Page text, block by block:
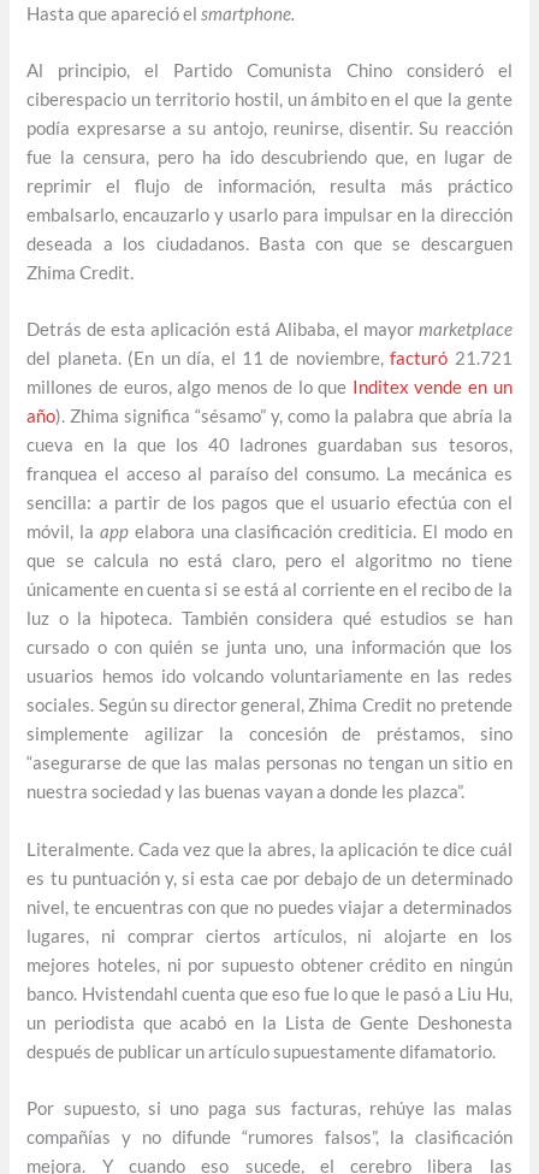
Hasta que apareció elsmartphone.
Al principio, el Partido Comunista Chino consideró el
ciberespacio un territorio hostil, un ámbito en el que la gente
podía expresarse a su antojo, reunirse, disentir. Su reacción
fue la censura, pero ha ido descubriendo que, en lugar de
reprimir el flujo de información, resulta más práctico
embalsarlo, encauzarlo y usarlo para impulsar en la dirección
deseada a los ciudadanos. Basta con que se descarguen
Zhima Credit.
Detrás de esta aplicación está Alibaba, el mayor marketplace
del planeta. (En un día, el 11 de noviembre,facturó 21.721
millones de euros, algo menos de lo que Inditex vende en un
año). Zhima significa “sésamo” y, como la palabra que abría la
cueva en la que los 40 ladrones guardaban sus tesoros,
franquea el acceso al paraíso del consumo. La mecánica es
sencilla: a partir de los pagos que el usuario efectúa con el
móvil, laapp elabora una clasificación crediticia. El modo en
que se calcula no está claro, pero el algoritmo no tiene
únicamente en cuenta si se está al corriente en el recibo de la
luz o la hipoteca. También considera qué estudios se han
cursado o con quién se junta uno, una información que los
usuarios hemos ido volcando voluntariamente en las redes
sociales. Según su director general, Zhima Credit no pretende
simplemente agilizar la concesión de préstamos, sino
“asegurarse de que las malas personas no tengan un sitio en
nuestra sociedad y las buenas vayan a donde les plazca”.
Literalmente. Cada vez que la abres, la aplicación te dice cuál
es tu puntuación y, si esta cae por debajo de un determinado
nivel, te encuentras con que no puedes viajar a determinados
lugares, ni comprar ciertos artículos, ni alojarte en los
mejores hoteles, ni por supuesto obtener crédito en ningún
banco. Hvistendahl cuenta que eso fue lo que le pasó a Liu Hu,
un periodista que acabó en la Lista de Gente Deshonesta
después de publicar un artículo supuestamente difamatorio.
Por supuesto, si uno paga sus facturas, rehúye las malas
compañías y no difunde “rumores falsos”, la clasificación
mejora. Y cuando eso sucede, el cerebro libera las